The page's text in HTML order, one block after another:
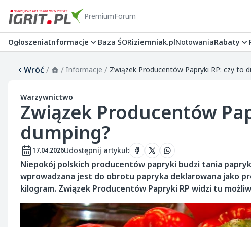
PremiumForum
OgłoszeniaInformacje Baza ŚORiziemniak.plNotowaniaRabaty
Wróć/ / Informacje / Związek Producentów Papryki RP: czy to
Warzywnictwo
Związek Producentów
dumping?
17.04.2026Udostępnij artykuł:
Niepokój polskich producentów papryki budzi tania
wprowadzana jest do obrotu papryka deklarowana jako
kilogram. Związek Producentów Papryki RP widzi tu